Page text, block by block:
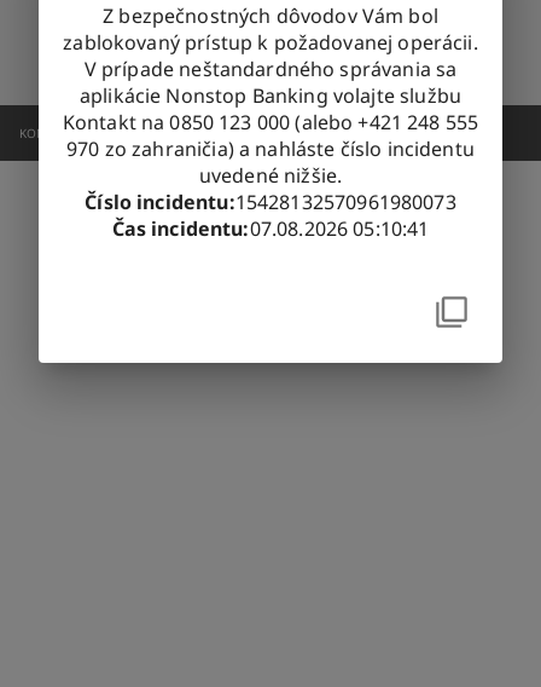
KONTAKTUJTE NÁS 0850 123 000 +421 2 4855 5970
Z bezpečnostných dôvodov Vám bol
zablokovaný prístup k požadovanej operácii.
V prípade neštandardného správania sa
aplikácie Nonstop Banking volajte službu
Kontakt na 0850 123 000 (alebo +421 248 555
970 zo zahraničia) a nahláste číslo incidentu
uvedené nižšie.
Číslo incidentu:15428132570961980073
Čas incidentu:07.08.2026 05:10:41